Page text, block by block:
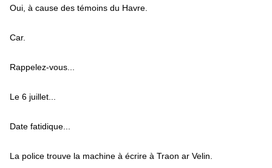
Oui, à cause des témoins du Havre.
Car.
Rappelez-vous...
Le 6 juillet...
Date fatidique...
La police trouve la machine à écrire à Traon ar Velin.